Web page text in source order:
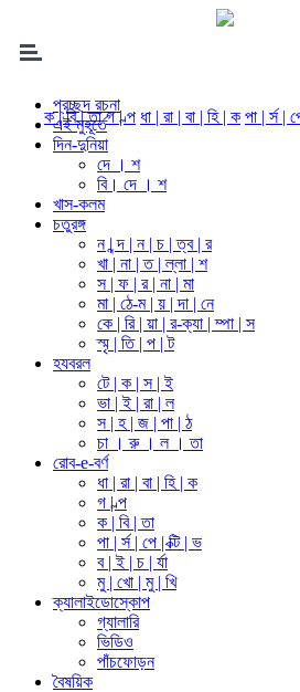
প্রচ্ছদ রচনা
এই মুহূর্তে
দিন-দুনিয়া
দে । শ
বি। দে । শ
খাস-কলম
চতুরঙ্গ
ন | ন্দ | ন | চ | ত্ব | র
খা | না | ত | ল্লা | শ
স | ফ | র | না | মা
মা | ঠে-ম | য় | দা | নে
কে | রি | য়া | র-ক্যা | ম্পা | স
স্মৃ | তি | প | ট
হযবরল
টে | ক | স | ই
ভা | ই | রা | ল
স | হ | জ | পা | ঠ
চা । রু । ল । তা
রোব-e-বর্ণ
ধা | রা | বা | হি | ক
গ | ল্প
ক | বি | তা
পা | র্স | পে | ক্টি | ভ
ব | ই | চ | র্যা
মু | খো | মু | খি
ক্যালাইডোস্কোপ
গ্যালারি
ভিডিও
পাঁচফোড়ন
বৈষয়িক
ক | বি | তা গ | ল্প ধা | রা | বা | হি | ক পা | র্স |